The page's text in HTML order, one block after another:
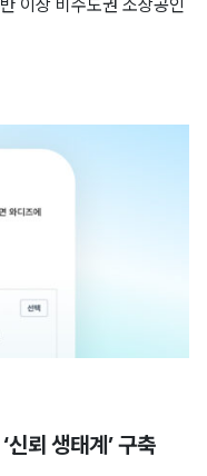
이상 비수도권 소상공인
뢰 생태계’ 구축